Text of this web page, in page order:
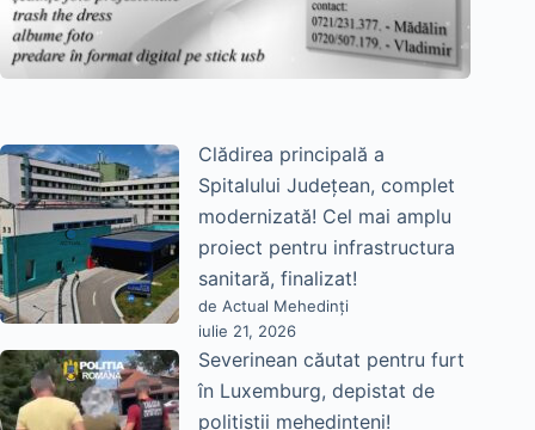
Clădirea principală a
Spitalului Județean, complet
modernizată! Cel mai amplu
proiect pentru infrastructura
sanitară, finalizat!
de Actual Mehedinți
iulie 21, 2026
Severinean căutat pentru furt
în Luxemburg, depistat de
polițiștii mehedințeni!